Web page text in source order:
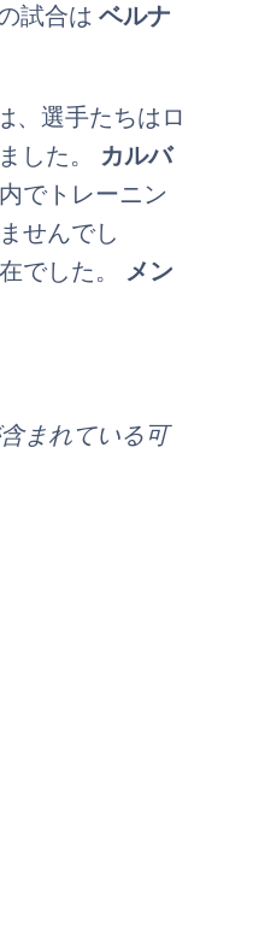
試合は ベルナ
、選手たちはロ
した。 カルバ
でトレーニン
せんでし
でした。 メン
まれている可